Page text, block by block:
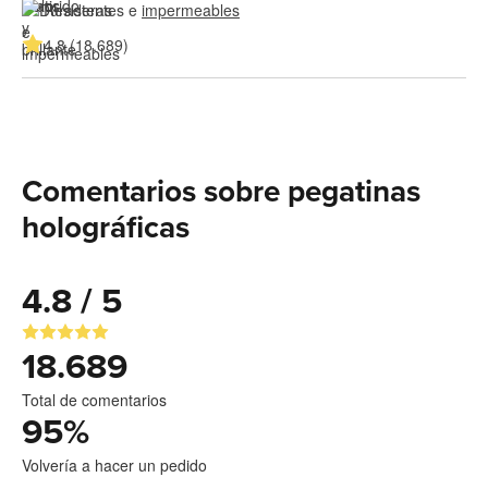
Resistentes e impermeables
4.8 (18.689)
Comentarios sobre pegatinas
holográficas
4.8 / 5
18.689
Total de comentarios
95%
Volvería a hacer un pedido